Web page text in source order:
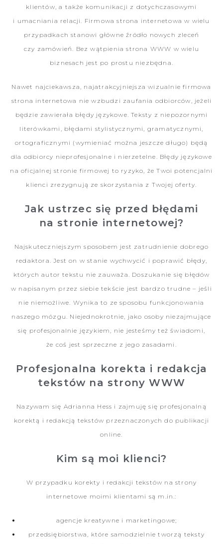
klientów, a także komunikacji z dotychczasowymi
i umacniania relacji. Firmowa strona internetowa w wielu
przypadkach stanowi główne źródło nowych zleceń
czy zamówień. Bez wątpienia strona WWW w wielu
biznesach jest po prostu niezbędna.
Nawet najciekawsza, najatrakcyjniejsza wizualnie firmowa
strona internetowa nie wzbudzi zaufania odbiorców, jeżeli
będzie zawierała błędy językowe. Teksty z niepozornymi
literówkami, błędami stylistycznymi, gramatycznymi,
ortograficznymi (wymieniać można jeszcze długo) będą
dla odbiorcy nieprofesjonalne i nierzetelne. Błędy językowe
na oficjalnej stronie firmowej to ryzyko, że Twoi potencjalni
klienci zrezygnują ze skorzystania z Twojej oferty.
Jak ustrzec się przed błędami
na stronie internetowej?
Najskuteczniejszym sposobem jest zatrudnienie dobrego
redaktora. Jest on w stanie wychwycić i poprawić błędy,
których autor tekstu nie zauważa. Doszukanie się błędów
w napisanym przez siebie tekście jest bardzo trudne – jeśli
nie niemożliwe. Wynika to ze sposobu funkcjonowania
naszego mózgu. Niejednokrotnie, jako osoby niezajmujące
się profesjonalnie językiem, nie jesteśmy też świadomi,
że coś jest sprzeczne z jego zasadami.
Profesjonalna korekta i redakcja
tekstów na strony WWW
Nazywam się Adrianna Hess i zajmuję się profesjonalną
korektą i redakcją tekstów przeznaczonych do publikacji
online.
Kim są moi klienci?
W przypadku korekty i redakcji tekstów na strony
internetowe moimi klientami są m.in.:
agencje kreatywne i marketingowe;
przedsiębiorstwa, które samodzielnie tworzą teksty